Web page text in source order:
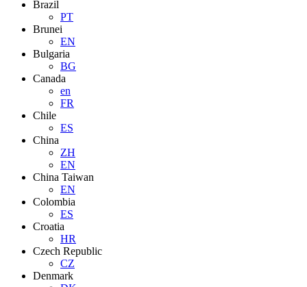
Brazil
PT
Brunei
EN
Bulgaria
BG
Canada
en
FR
Chile
ES
China
ZH
EN
China Taiwan
EN
Colombia
ES
Croatia
HR
Czech Republic
CZ
Denmark